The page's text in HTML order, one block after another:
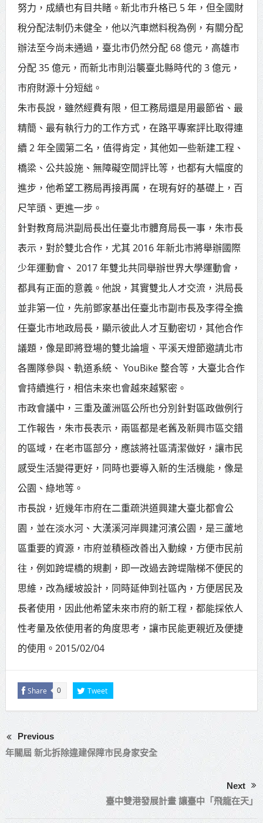
不對稱戰力
蔣萬安再拋出「倒閣說」 喊推陳其
邁組閣
賴總統肯定「金唐獎」得獎者及入
圍者 允諾完善支持體系
努力，成績也有目共睹。新北市升格已 5 年，但全國財
稅分配法制仍未健全，他以汽車燃料稅為例，有關分配
辦法至今尚未通過，臺北市仍然分配 68 億元，高雄市
分配 35 億元，而新北市則沿襲臺北縣時代的 3 億元，
市府財源十分短絀。
朱市長說，雖然經費有限，但工務局還是用最節省、最
精簡、最有執行力的工作方式，在路平專案評比取得連
續 2 年全國第二名，值得肯定，其他如一些新建工程、
橋梁、公共設施、無障礙空間評比等，也都有大幅度的
進步，他希望工務局再接再厲，在現有好的基礎上，百
尺竿頭、更進一步。
針對教育局洪副局長出任臺北市體育局長一事，朱市長
表示，對於雙北合作，尤其 2016 年新北市將舉辦國際
少年運動會、 2017 年雙北共同舉辦世界大學運動會，
都具有正面的意義。他說，其實雙北人才交流，洪局長
並非第一位，先前鄧家基出任臺北市副市長及李得全擔
任臺北市地政局長，顯示彼此人才互動密切，其他合作
議題，像是即將登場的雙北論壇、平溪天燈節邀請北市
各團隊參與、軌道系統、 YouBike 整合等，大臺北合作
會持續進行，相信未來也會越來越緊密。
市政會議中，三重及蘆洲區公所也分別針對區政做例行
工作報告，朱市長表示，兩區都是老舊及新興市區交錯
的區域，在老市區部分，應該將社區清潔做好，讓市民
感受生活變得更好，同時也要導入新的生活機能，像是
公園、綠地等。
市長說，近幾年市府在二重疏洪道興建大臺北都會公
園，並在淡水河、大漢溪河岸興建河濱公園，是三蘆地
區重要的資源，市府並積極改善出入動線，方便市民前
往，例如跨堤橋的規劃，即一改過去跨堤階梯不便民的
思維，改為緩坡設計，同時延伸到社區內，方便居民及
長者使用，因此他希望未來市府的新工程，都能採依人
性考量及依使用者的角度思考，讓市民能更親近及便捷
的使用。2015/02/04
Share 0 Tweet
Previous
年關屆 新北拆除違建保障市民身家安全
Next
臺中雙港發展計畫 讓臺中「飛龍在天」